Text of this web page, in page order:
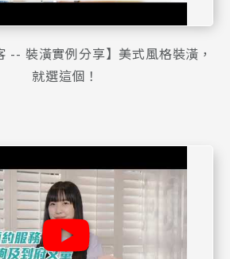
-- 裝潢實例分享】美式風格裝潢，
就選這個！